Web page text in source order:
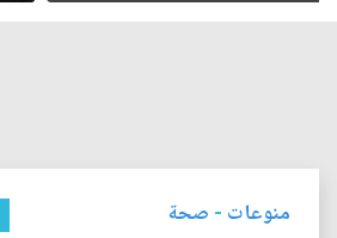
منوعات - صحة